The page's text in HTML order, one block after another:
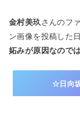
金村美玖 さんのフ
ン画像を投稿した
妬みが原因なので
☆日向